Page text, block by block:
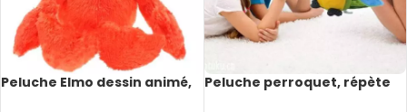
Peluche Elmo dessin animé,
Peluche perroquet, répète